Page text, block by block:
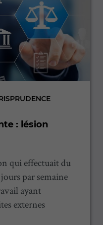
: lésion
qui effectuait du
par semaine
ayant
externes